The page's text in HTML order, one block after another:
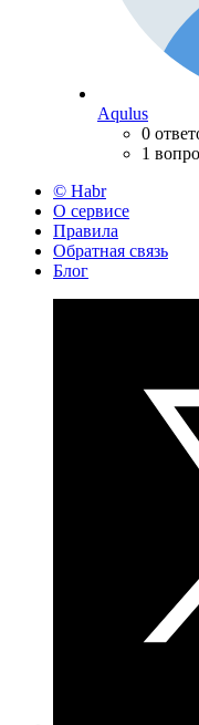
Aqulus
0
1
© Habr
О сервисе
Правила
Обратная связь
Блог